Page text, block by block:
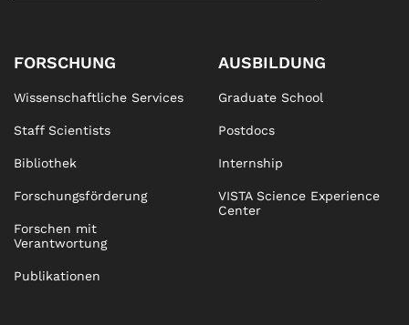
FORSCHUNG
Wissenschaftliche Services
Staff Scientists
Bibliothek
Forschungsförderung
Forschen mit
Verantwortung
Publikationen
AUSBILDUNG
Graduate School
Postdocs
Internship
VISTA Science Experience
Center